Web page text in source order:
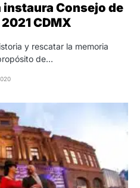
Consejo de
CDMX
y rescatar la memoria
de…